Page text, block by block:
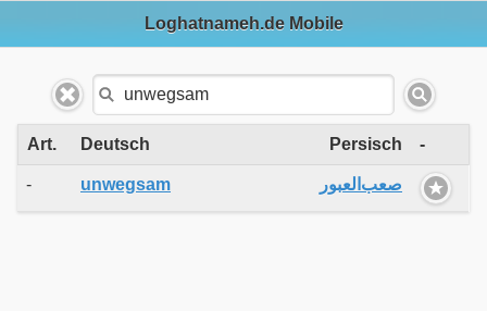
Loghatnameh.de Mobile
Art. Deutsch Persisch -
- unwegsam صعب‌العبور